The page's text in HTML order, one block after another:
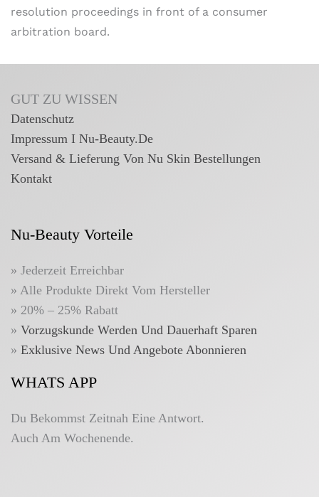
resolution proceedings in front of a consumer
arbitration board.
GUT ZU WISSEN
Datenschutz
Impressum I Nu-Beauty.de
Versand & Lieferung Von Nu Skin Bestellungen
Kontakt
Nu-Beauty Vorteile
» Jederzeit Erreichbar
» Alle Produkte Direkt Vom Hersteller
» 20% – 25% Rabatt
» Vorzugskunde Werden Und Dauerhaft Sparen
» Exklusive News Und Angebote Abonnieren
WHATS APP
Du Bekommst Zeitnah Eine Antwort.
Auch Am Wochenende.